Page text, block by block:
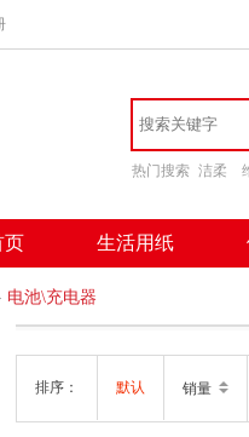
热门搜索 洁柔
页 生活用纸
电池\充电器
排序： 默认 销量